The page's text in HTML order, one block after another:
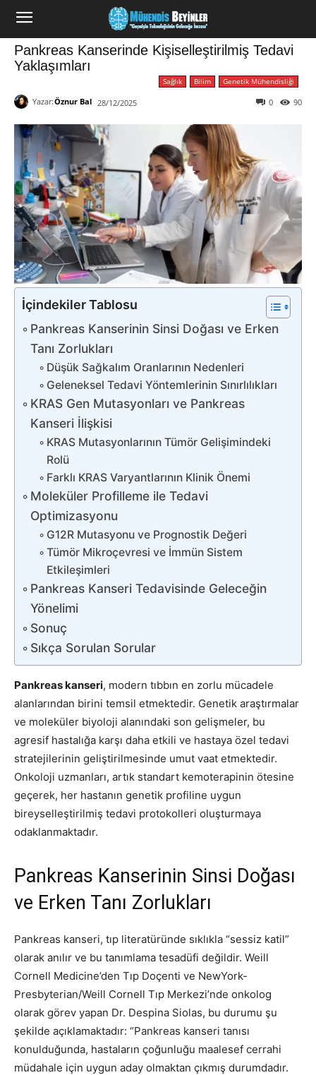
Pankreas Kanserinde Kişiselleştirilmiş Tedavi
Yaklaşımları
Sağlık Bilim Genetik Mühendisliği
Yazar:Öznur Bal 28/12/2025 90
0
İçindekiler Tablosu
Pankreas Kanserinin Sinsi Doğası ve Erken
Tanı Zorlukları
Düşük Sağkalım Oranlarının Nedenleri
Geleneksel Tedavi Yöntemlerinin Sınırlılıkları
KRAS Gen Mutasyonları ve Pankreas
Kanseri İlişkisi
KRAS Mutasyonlarının Tümör Gelişimindeki
Rolü
Farklı KRAS Varyantlarının Klinik Önemi
Moleküler Profilleme ile Tedavi
Optimizasyonu
G12R Mutasyonu ve Prognostik Değeri
Tümör Mikroçevresi ve İmmün Sistem
Etkileşimleri
Pankreas Kanseri Tedavisinde Geleceğin
Yönelimi
Sonuç
Sıkça Sorulan Sorular
Pankreas kanseri, modern tıbbın en zorlu mücadele
alanlarından birini temsil etmektedir. Genetik araştırmalar
ve moleküler biyoloji alanındaki son gelişmeler, bu
agresif hastalığa karşı daha etkili ve hastaya özel tedavi
stratejilerinin geliştirilmesinde umut vaat etmektedir.
Onkoloji uzmanları, artık standart kemoterapinin ötesine
geçerek, her hastanın genetik profiline uygun
bireyselleştirilmiş tedavi protokolleri oluşturmaya
odaklanmaktadır.
Pankreas Kanserinin Sinsi Doğası
ve Erken Tanı Zorlukları
Pankreas kanseri, tıp literatüründe sıklıkla “sessiz katil”
olarak anılır ve bu tanımlama tesadüfi değildir. Weill
Cornell Medicine’den Tıp Doçenti ve NewYork-
Presbyterian/Weill Cornell Tıp Merkezi’nde onkolog
olarak görev yapan Dr. Despina Siolas, bu durumu şu
şekilde açıklamaktadır: “Pankreas kanseri tanısı
konulduğunda, hastaların çoğunluğu maalesef cerrahi
müdahale için uygun aday olmaktan çıkmış durumdadır.